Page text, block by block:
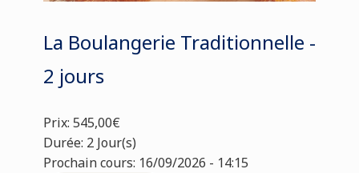
La Boulangerie Traditionnelle -
2 jours
Prix: 545,00€
Durée: 2 Jour(s)
Prochain cours: 16/09/2026 - 14:15